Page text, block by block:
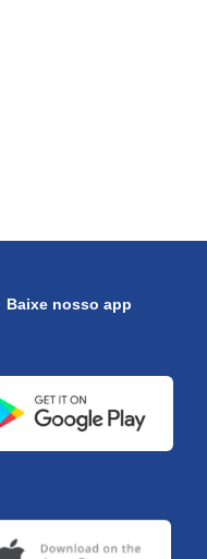
Baixe nosso app